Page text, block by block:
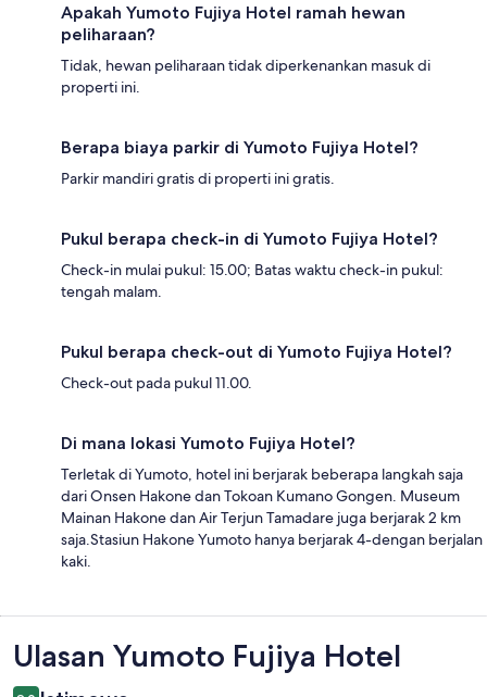
Apakah Yumoto Fujiya Hotel ramah hewan
peliharaan?
Tidak, hewan peliharaan tidak diperkenankan masuk di
properti ini.
Berapa biaya parkir di Yumoto Fujiya Hotel?
Parkir mandiri gratis di properti ini gratis.
Pukul berapa check-in di Yumoto Fujiya Hotel?
Check-in mulai pukul: 15.00; Batas waktu check-in pukul:
tengah malam.
Pukul berapa check-out di Yumoto Fujiya Hotel?
Check-out pada pukul 11.00.
Di mana lokasi Yumoto Fujiya Hotel?
Terletak di Yumoto, hotel ini berjarak beberapa langkah saja
dari Onsen Hakone dan Tokoan Kumano Gongen. Museum
Mainan Hakone dan Air Terjun Tamadare juga berjarak 2 km
saja.Stasiun Hakone Yumoto hanya berjarak 4-dengan berjalan
kaki.
Ulasan
Ulasan Yumoto Fujiya Hotel